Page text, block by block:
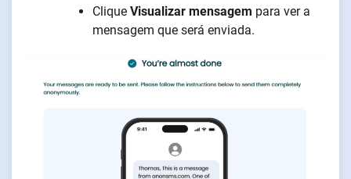
Clique Visualizar mensagem para ver a
mensagem que será enviada.